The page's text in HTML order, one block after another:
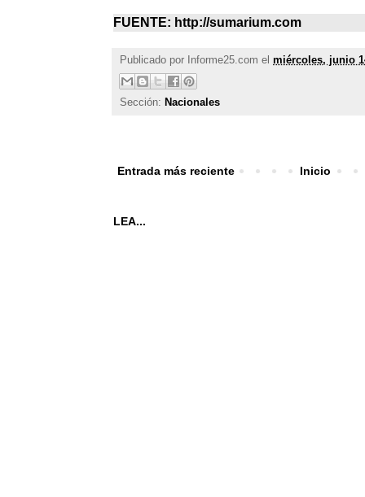
FUENTE: http://sumarium.com
Publicado por Informe25.com el miércoles, junio
Sección: Nacionales
Entrada más reciente Inicio
LEA...